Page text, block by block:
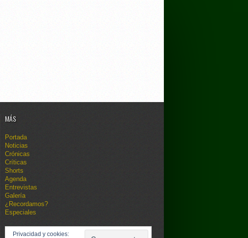
MÁS
Portada
Noticias
Crónicas
Críticas
Shorts
Agenda
Entrevistas
Galería
¿Recordamos?
Especiales
Privacidad y cookies: